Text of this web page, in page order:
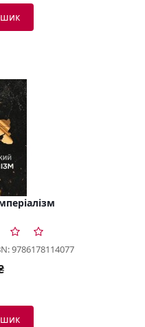
9786178114077